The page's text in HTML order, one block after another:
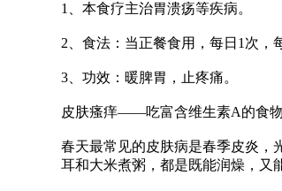
1、本食疗主治胃溃疡等疾病。
2、食法：当正餐食用，每日1次，
3、功效：暖脾胃，止疼痛。
皮肤瘙痒——吃富含维生素A的食物
春天最常见的皮肤病是春季皮炎，
耳和大米煮粥，都是既能润燥，又